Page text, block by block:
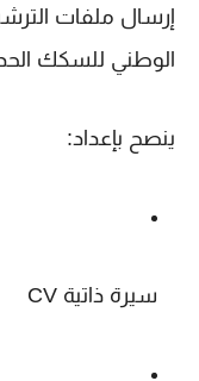
إرسال ملفات
الوطني للسكك
ينصح بإعداد:
سيرة ذاتية CV